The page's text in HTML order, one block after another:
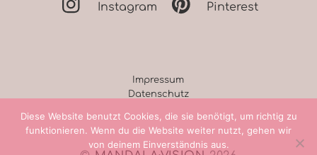
Instagram Pinterest
Impressum
Datenschutz
Diese Website benutzt Cookies, die sie benötigt, um richtig zu
funktionieren. Wenn du die Website weiter nutzt, gehen wir
von deinem Einverständnis aus.